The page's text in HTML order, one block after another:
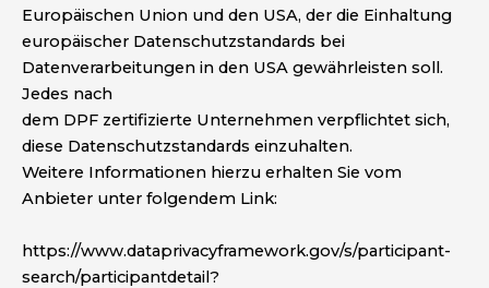
Europäischen Union und den USA, der die Einhaltung
europäischer Datenschutzstandards bei
Datenverarbeitungen in den USA gewährleisten soll.
Jedes nach
dem DPF zertifizierte Unternehmen verpflichtet sich,
diese Datenschutzstandards einzuhalten.
Weitere Informationen hierzu erhalten Sie vom
Anbieter unter folgendem Link:
https://www.dataprivacyframework.gov/s/participant-
search/participantdetail?